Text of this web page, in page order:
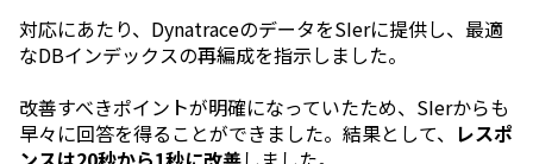
対応にあたり、DynatraceのデータをSIerに提供し、最適
なDBインデックスの再編成を指示しました。
改善すべきポイントが明確になっていたため、SIerからも
早々に回答を得ることができました。結果として、 レスポ